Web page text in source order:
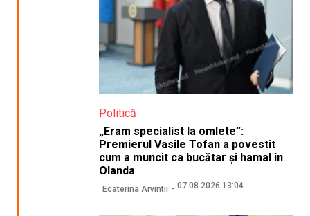
Politică
„Eram specialist la omlete”:
Premierul Vasile Tofan a povestit
cum a muncit ca bucătar și hamal în
Olanda
Ecaterina Arvintii 07.08.2026 13:04